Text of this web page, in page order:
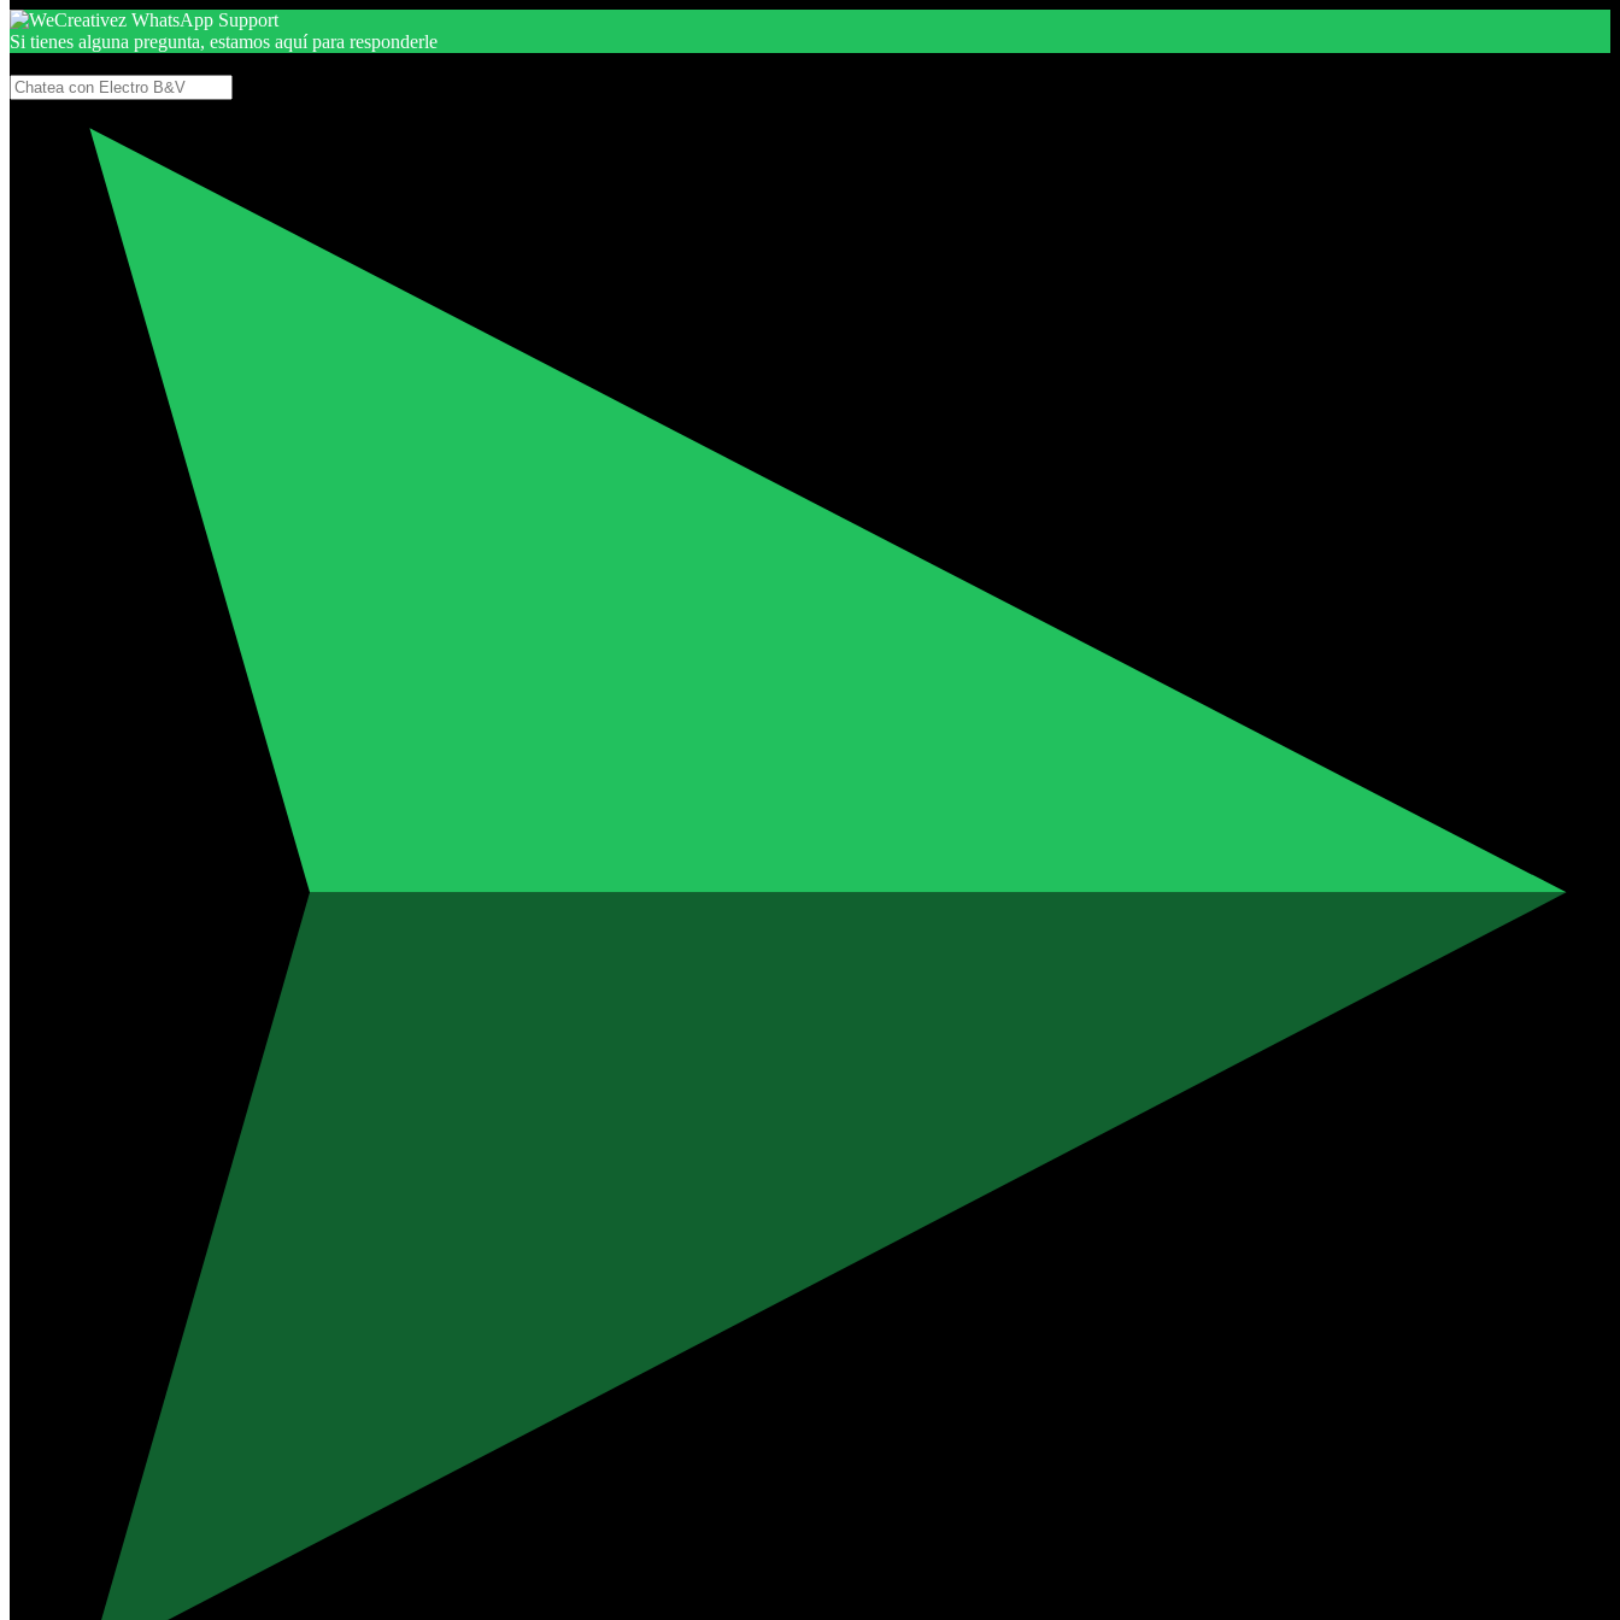
Si tienes alguna pregunta, estamos aquí para responderle